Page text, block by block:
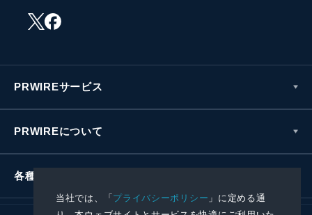
当社では、「プライバシーポリシー 」に定める通
PRWIREサービス
PRWIREについて
各種お問い合わせ